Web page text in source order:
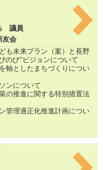
議員
友会
も未来プラン（案）と長野
のび”ビジョンについて
軸としたまちづくりについ
ンについて
の推進に関する特別措置法
管理適正化推進計画につい